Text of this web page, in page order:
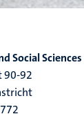
Social Sciences
90-92